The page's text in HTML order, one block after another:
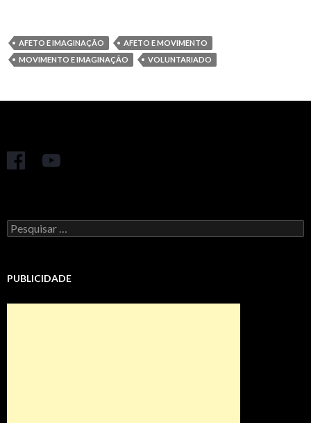
AFETO E IMAGINAÇÃO
AFETO E MOVIMENTO
MOVIMENTO E IMAGINAÇÃO
VOLUNTARIADO
Pesquisar
por:
PUBLICIDADE